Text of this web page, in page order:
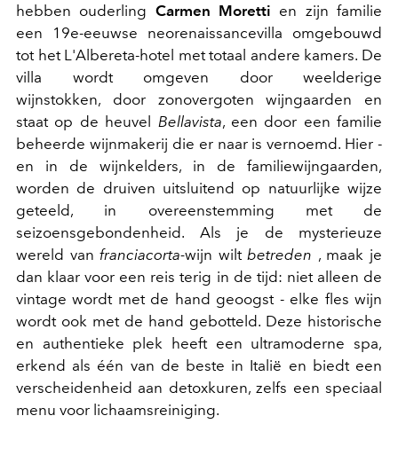
hebben ouderling Carmen Moretti en zijn familie
een 19e-eeuwse neorenaissancevilla omgebouwd
tot het L'Albereta-hotel met totaal andere kamers. De
villa wordt omgeven door weelderige
wijnstokken, door zonovergoten wijngaarden en
staat op de heuvel Bellavista, een door een familie
beheerde wijnmakerij die er naar is vernoemd. Hier -
en in de wijnkelders, in de familiewijngaarden,
worden de druiven uitsluitend op natuurlijke wijze
geteeld, in overeenstemming met de
seizoensgebondenheid. Als je de mysterieuze
wereld vanfranciacorta-wijn wilt betreden , maak je
dan klaar voor een reis terig in de tijd: niet alleen de
vintage wordt met de hand geoogst - elke fles wijn
wordt ook met de hand gebotteld. Deze historische
en authentieke plek heeft een ultramoderne spa,
erkend als één van de beste in Italië en biedt een
verscheidenheid aan detoxkuren, zelfs een speciaal
menu voor lichaamsreiniging.